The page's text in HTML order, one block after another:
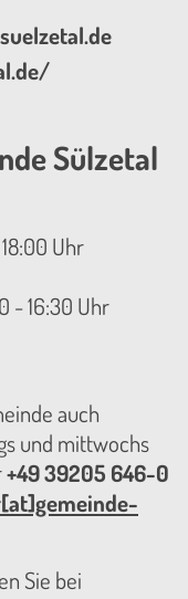
Sülzetal
Uhr
- 16:30 Uhr
auch
und mittwochs
+49 39205 646-0
Sie bei